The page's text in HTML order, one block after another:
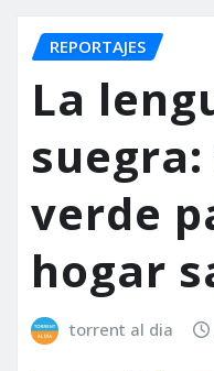
REPORTAJES
La
verde
hogar
torrent al dia